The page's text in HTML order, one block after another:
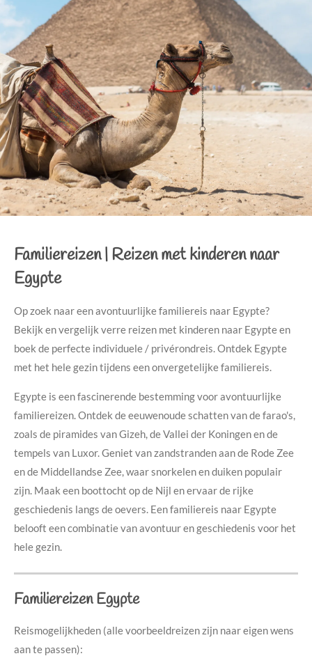
Familiereizen |Reizen met kinderen naar
Egypte
Op zoek naar een avontuurlijke familiereis naar Egypte?
Bekijk en vergelijk verre reizen met kinderen naar Egypte en
boek de perfecte individuele / privérondreis. Ontdek Egypte
met het hele gezin tijdens een onvergetelijke familiereis.
Egypte is een fascinerende bestemming voor avontuurlijke
familiereizen. Ontdek de eeuwenoude schatten van de farao's,
zoals de piramides van Gizeh, de Vallei der Koningen en de
tempels van Luxor. Geniet van zandstranden aan de Rode Zee
en de Middellandse Zee, waar snorkelen en duiken populair
zijn. Maak een boottocht op de Nijl en ervaar de rijke
geschiedenis langs de oevers. Een familiereis naar Egypte
belooft een combinatie van avontuur en geschiedenis voor het
hele gezin.
Familiereizen Egypte
Reismogelijkheden (alle voorbeeldreizen zijn naar eigen wens
aan te passen):